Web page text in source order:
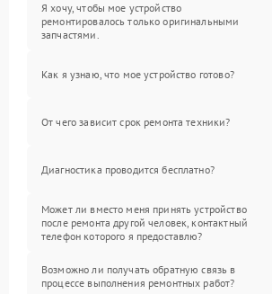
Я хочу, чтобы мое устройство
ремонтировалось только оригинальными
запчастями.
Как я узнаю, что мое устройство готово?
От чего зависит срок ремонта техники?
Диагностика проводится бесплатно?
Может ли вместо меня принять устройство
после ремонта другой человек, контактный
телефон которого я предоставлю?
Возможно ли получать обратную связь в
процессе выполнения ремонтных работ?